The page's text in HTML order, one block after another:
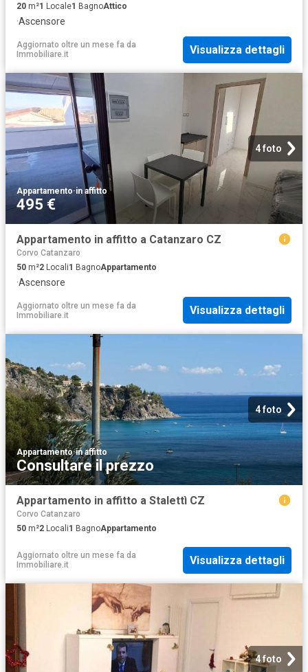
20 m²1 Locale1 BagnoAttico
·Ascensore
Aggiornato oltre un mese fa da
Immobiliare.it
Visualizza dettagli
4 foto
Appartamento·in affitto
495 €
Appartamento in affitto a Catanzaro CZ
Corvo Catanzaro
50 m²2 Locali1 BagnoAppartamento
·Ascensore
Aggiornato oltre un mese fa da
Immobiliare.it
Visualizza dettagli
4 foto
Appartamento·in affitto
Consultare il prezzo
Appartamento in affitto a Stalettì CZ
Corvo Catanzaro
50 m²2 Locali1 BagnoAppartamento
Aggiornato oltre un mese fa da
Immobiliare.it
Visualizza dettagli
4 foto